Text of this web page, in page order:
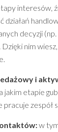
interesów,
działań
decyzji
nim
i
jakim etapie
pracuje zespół
w